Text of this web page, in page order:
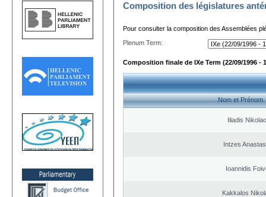
Composition des législatures
Pour consulter la composition des Assemblées
Plenum Term:
Composition finale de IXe Term (22/09/1996 -
Nom et Prénom
Iliadis
Intzes
Ioannidis
Kakkalos